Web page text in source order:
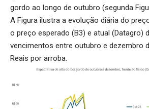
gordo ao longo de outubro (segunda
A Figura ilustra a evolução diária do
o preço esperado (B3) e atual (Datagro)
vencimentos entre outubro e dezembro
Reais por arroba.